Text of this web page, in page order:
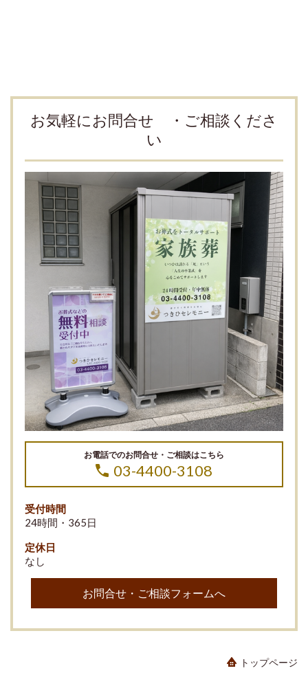
お気軽にお問合せ ・ご相談くださ
い
お電話でのお問合せ・ご相談はこちら
03-4400-3108
受付時間
24時間・365日
定休日
なし
お問合せ・ご相談フォームへ
トップページ